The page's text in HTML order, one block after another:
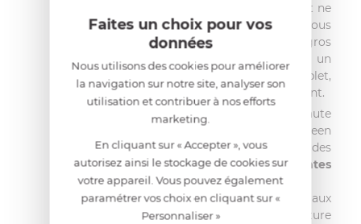
coup d'oeil, il intrigue et ne
laisse pas indifférent. Sous
sa forme amusante de gros
oeuf vert, se cache un
ustensile complet,
ingénieux et très résistant.
La céramique de très haute
qualité de votre Big Green
Egg possède des
propriétés isolantes
exceptionnelles.
Hautement résistante aux
variations de température
Faites un choix pour vos
données
Nous utilisons des cookies pour améliorer
la navigation sur notre site, analyser son
utilisation et contribuer à nos efforts
marketing.
En cliquant sur « Accepter », vous
autorisez ainsi le stockage de cookies sur
votre appareil. Vous pouvez également
paramétrer vos choix en cliquant sur «
Personnaliser »